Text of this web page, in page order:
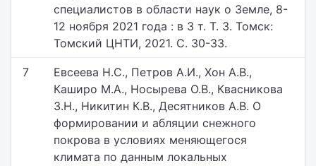
специалистов в области наук о Земле, 8-
12 ноября 2021 года : в 3 т. Т. 3. Томск:
Томский ЦНТИ, 2021. С. 30-33.
7
Евсеева Н.С., Петров А.И., Хон А.В.,
Каширо М.А., Носырева О.В., Квасникова
З.Н., Никитин К.В., Десятников А.В. О
формировании и абляции снежного
покрова в условиях меняющегося
климата по данным локальных